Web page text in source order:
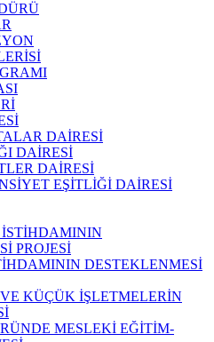
DAİRESİ
DAİRESİ
DAİRESİ
EŞİTLİĞİ DAİRESİ
PROJESİ
DESTEKLENMESİ
KÜÇÜK İŞLETMELERİN
MESLEKİ EĞİTİM-